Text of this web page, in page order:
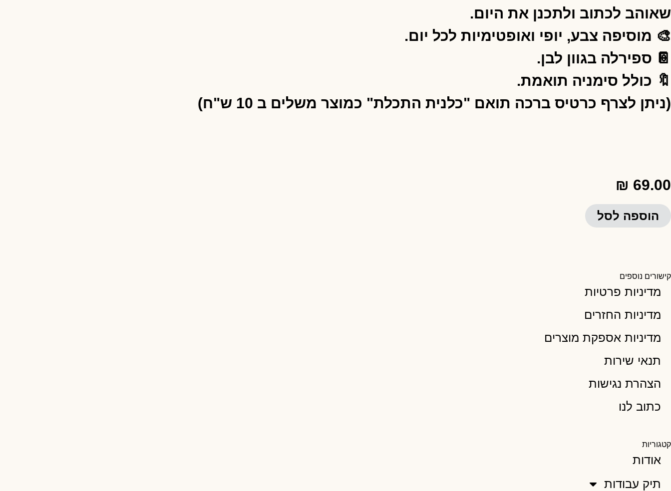
שאוהב לכתוב ולתכנן את היום.
🎨 מוסיפה צבע, יופי ואופטימיות לכל יום.
📔 ספירלה בגוון לבן.
🔖 כולל סימניה תואמת.
(ניתן לצרף כרטיס ברכה תואם "כלנית התכלת" כמוצר משלים ב 10 ש"ח)
₪ 69.00
הוספה לסל
קישורים נוספים
מדיניות פרטיות
מדיניות החזרים
מדיניות אספקת מוצרים
תנאי שירות
הצהרת נגישות
כתוב לנו
קטגוריות
אודות
תיק עבודות